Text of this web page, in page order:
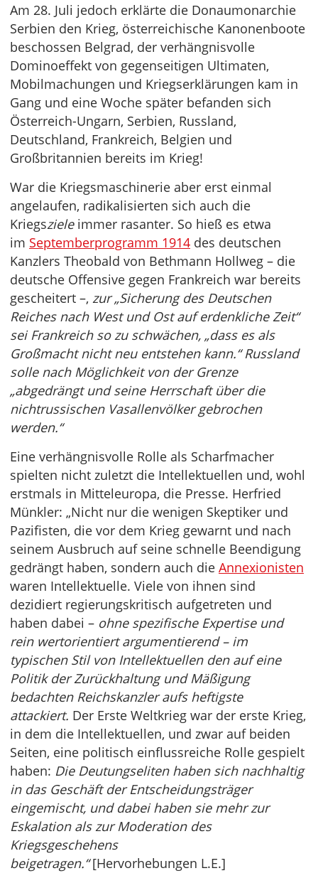
Am 28. Juli jedoch erklärte die Donaumonarchie
Serbien den Krieg, österreichische Kanonenboote
beschossen Belgrad, der verhängnisvolle
Dominoeffekt von gegenseitigen Ultimaten,
Mobilmachungen und Kriegserklärungen kam in
Gang und eine Woche später befanden sich
Österreich-Ungarn, Serbien, Russland,
Deutschland, Frankreich, Belgien und
Großbritannien bereits im Krieg!
War die Kriegsmaschinerie aber erst einmal
angelaufen, radikalisierten sich auch die
Kriegszieleimmer rasanter. So hieß es etwa
im Septemberprogramm 1914 des deutschen
Kanzlers Theobald von Bethmann Hollweg – die
deutsche Offensive gegen Frankreich war bereits
gescheitert –, zur „Sicherung des Deutschen
Reiches nach West und Ost auf erdenkliche Zeit“
sei Frankreich so zu schwächen, „dass es als
Großmacht nicht neu entstehen kann.“ Russland
solle nach Möglichkeit von der Grenze
„abgedrängt und seine Herrschaft über die
nichtrussischen Vasallenvölker gebrochen
werden.“
Eine verhängnisvolle Rolle als Scharfmacher
spielten nicht zuletzt die Intellektuellen und, wohl
erstmals in Mitteleuropa, die Presse. Herfried
Münkler: „Nicht nur die wenigen Skeptiker und
Pazifisten, die vor dem Krieg gewarnt und nach
seinem Ausbruch auf seine schnelle Beendigung
gedrängt haben, sondern auch die Annexionisten
waren Intellektuelle. Viele von ihnen sind
dezidiert regierungskritisch aufgetreten und
haben dabei – ohne spezifische Expertise und
rein wertorientiert argumentierend – im
typischen Stil von Intellektuellen den auf eine
Politik der Zurückhaltung und Mäßigung
bedachten Reichskanzler aufs heftigste
attackiert. Der Erste Weltkrieg war der erste Krieg,
in dem die Intellektuellen, und zwar auf beiden
Seiten, eine politisch einflussreiche Rolle gespielt
haben: Die Deutungseliten haben sich nachhaltig
in das Geschäft der Entscheidungsträger
eingemischt, und dabei haben sie mehr zur
Eskalation als zur Moderation des
Kriegsgeschehens
beigetragen.“[Hervorhebungen L.E.]